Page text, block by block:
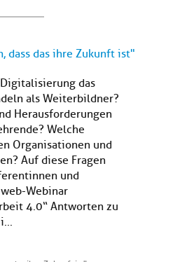
dass das ihre Zukunft ist"
das
als Weiterbildner?
Herausforderungen
Welche
Organisationen und
Auf diese Fragen
und
Webinar
4.0“ Antworten zu